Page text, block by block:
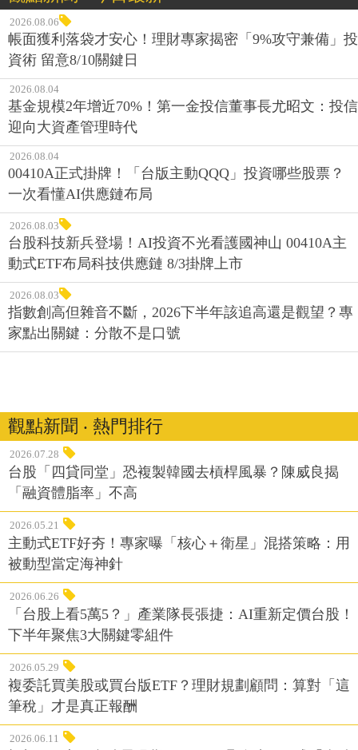
2026.08.06
帳面獲利落袋才安心！理財專家揭密「9%攻守兼備」投
資術 留意8/10關鍵日
2026.08.04
基金規模2年增近70%！第一金投信董事長尤昭文：投信
迎向大資產管理時代
2026.08.04
00410A正式掛牌！「台版主動QQQ」投資哪些股票？
一次看懂AI供應鏈布局
2026.08.03
台股科技新兵登場！AI投資不光看護國神山 00410A主
動式ETF布局科技供應鏈 8/3掛牌上市
2026.08.03
指數創高但雜音不斷，2026下半年該追高還是觀望？專
家點出關鍵：分散不是口號
觀點新聞 ‧ 熱門排行
2026.07.28
台股「四貸同堂」恐複製韓國去槓桿風暴？陳威良揭
「融資體脂率」不高
2026.05.21
主動式ETF好夯！專家曝「核心＋衛星」混搭策略：用
被動型當定海神針
2026.06.26
「台股上看5萬5？」產業隊長張捷：AI重新定價台股！
下半年聚焦3大關鍵零組件
2026.05.29
複委託買美股或買台版ETF？理財規劃顧問：算對「這
筆稅」才是真正報酬
2026.06.11